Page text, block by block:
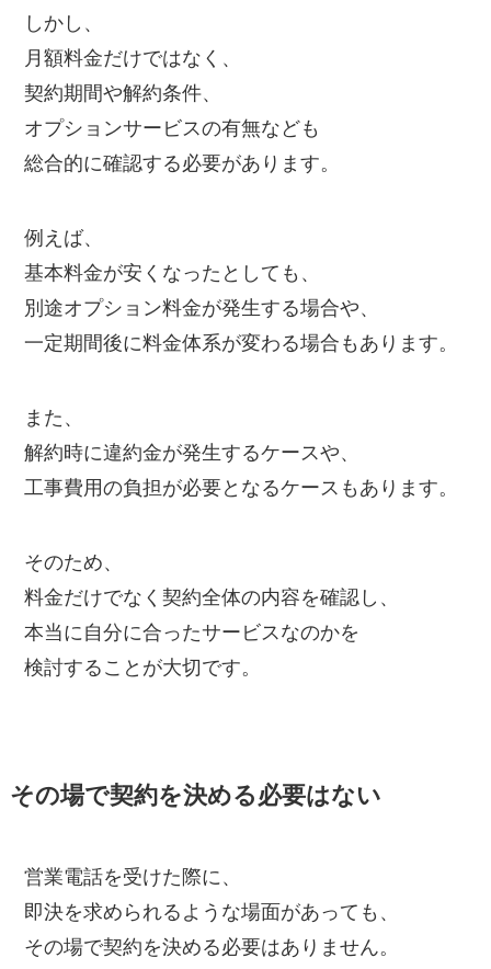
しかし、
月額料金だけではなく、
契約期間や解約条件、
オプションサービスの有無なども
総合的に確認する必要があります。
例えば、
基本料金が安くなったとしても、
別途オプション料金が発生する場合や、
一定期間後に料金体系が変わる場合もあります。
また、
解約時に違約金が発生するケースや、
工事費用の負担が必要となるケースもあります。
そのため、
料金だけでなく契約全体の内容を確認し、
本当に自分に合ったサービスなのかを
検討することが大切です。
その場で契約を決める必要はない
営業電話を受けた際に、
即決を求められるような場面があっても、
その場で契約を決める必要はありません。